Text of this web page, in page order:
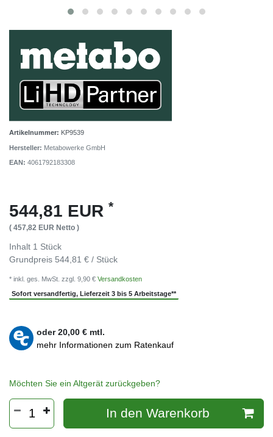
Artikelnummer: KP9539
Hersteller: Metabowerke GmbH
EAN: 4061792183308
544,81 EUR *
( 457,82 EUR Netto )
Inhalt 1 Stück
Grundpreis 544,81 € / Stück
* inkl. ges. MwSt. zzgl. 9,90 € Versandkosten
Sofort versandfertig, Lieferzeit 3 bis 5 Arbeitstage**
oder20,00 € mtl.
mehr Informationen zum Ratenkauf
Möchten Sie ein Altgerät zurückgeben?
In den Warenkorb